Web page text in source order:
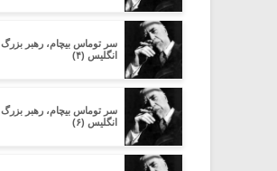
سر توماس بیچام، رهبر بزرگ
انگلیس (۴)
سر توماس بیچام، رهبر بزرگ
انگلیس (۶)